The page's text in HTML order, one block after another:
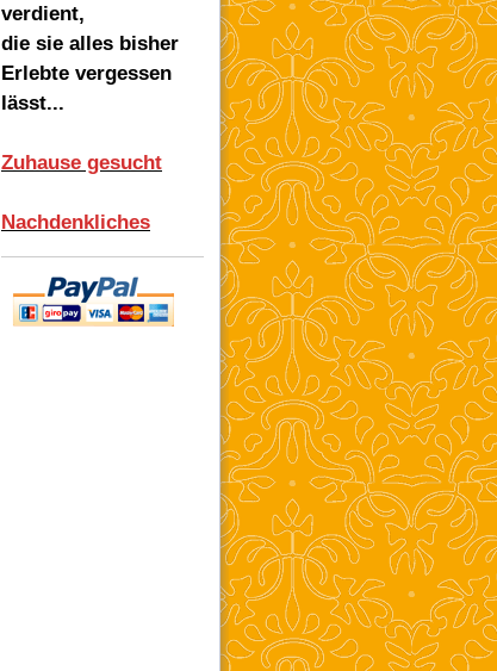
verdient,
die sie alles bisher
Erlebte vergessen
lässt...
Zuhause gesucht
Nachdenkliches